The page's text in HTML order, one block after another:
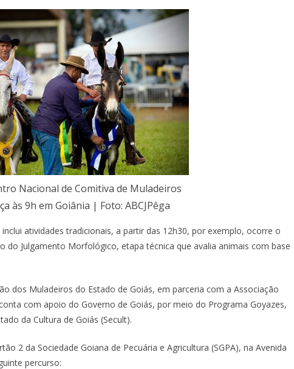
Nacional de Comitiva de Muladeiros
às 9h em Goiânia | Foto: ABCJPêga
atividades tradicionais, a partir das 12h30, por exemplo, ocorre o
do Julgamento Morfológico, etapa técnica que avalia animais com base
dos Muladeiros do Estado de Goiás, em parceria com a Associação
com apoio do Governo de Goiás, por meio do Programa Goyazes,
da Cultura de Goiás (Secult).
2 da Sociedade Goiana de Pecuária e Agricultura (SGPA), na Avenida
percurso: